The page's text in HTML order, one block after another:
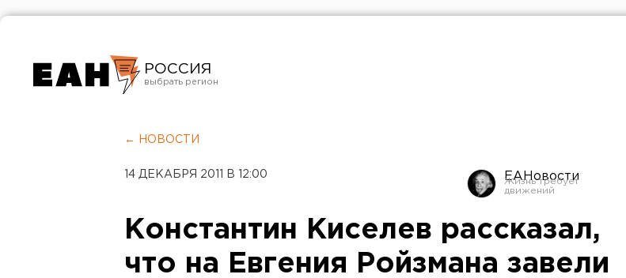
РОССИЯ
Челябинск
← НОВОСТИ
14 ДЕКАБРЯ 2011 В 12:00 ЕАНовости
Константин Киселев рассказал,
что на Евгения Ройзмана завели